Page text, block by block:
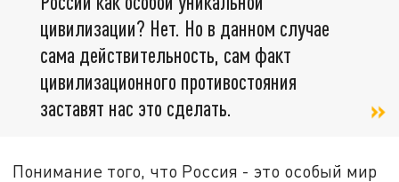
цивилизации? Нет. Но в данном случае
сама действительность, сам факт
цивилизационного противостояния
заставят нас это сделать.
Понимание того, что Россия - это особый мир